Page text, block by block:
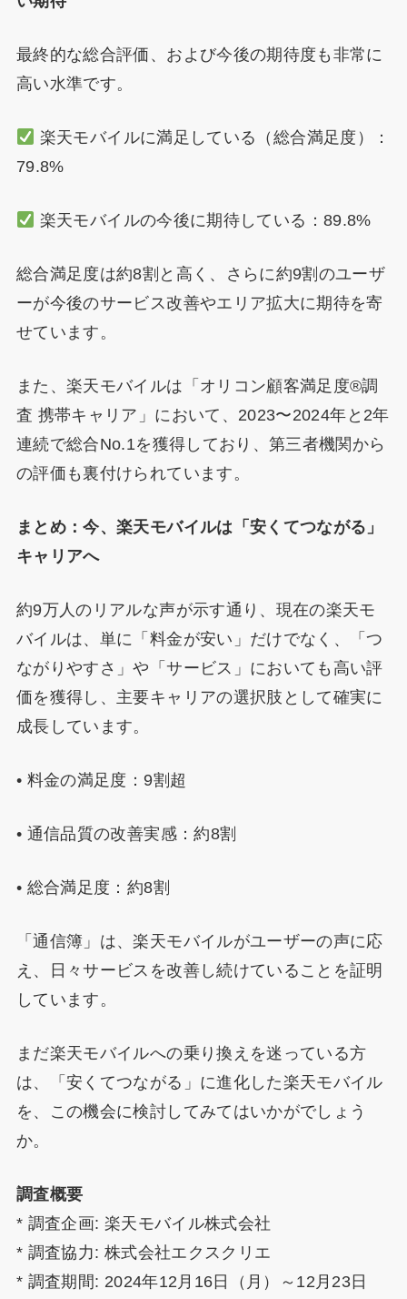
最終的な総合評価、および今後の期待度も非常に
高い水準です。
楽天モバイルに満足している（総合満足度）：
79.8%
楽天モバイルの今後に期待している：89.8%
総合満足度は約8割と高く、さらに約9割のユーザ
ーが今後のサービス改善やエリア拡大に期待を寄
せています。
また、楽天モバイルは「オリコン顧客満足度®調
査 携帯キャリア」において、2023〜2024年と2年
連続で総合No.1を獲得しており、第三者機関から
の評価も裏付けられています。
まとめ：今、楽天モバイルは「安くてつながる」
キャリアへ
約9万人のリアルな声が示す通り、現在の楽天モ
バイルは、単に「料金が安い」だけでなく、「つ
ながりやすさ」や「サービス」においても高い評
価を獲得し、主要キャリアの選択肢として確実に
成長しています。
• 料金の満足度：9割超
• 通信品質の改善実感：約8割
• 総合満足度：約8割
「通信簿」は、楽天モバイルがユーザーの声に応
え、日々サービスを改善し続けていることを証明
しています。
まだ楽天モバイルへの乗り換えを迷っている方
は、「安くてつながる」に進化した楽天モバイル
を、この機会に検討してみてはいかがでしょう
か。
調査概要
* 調査企画: 楽天モバイル株式会社
* 調査協力: 株式会社エクスクリエ
* 調査期間: 2024年12月16日（月）～12月23日